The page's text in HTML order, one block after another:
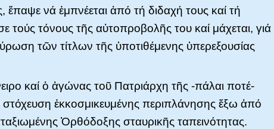
νά ἐμπνέεται ἀπό τή διδαχή τους καί τή
τούς τόνους τῆς αὐτοπροβολῆς του καί μάχεται, γιά
τῶν τίτλων τῆς ὑποτιθέμενης ὑπερεξουσίας
καί ὁ ἀγώνας τοῦ Πατριάρχη τῆς -πάλαι ποτέ-
ἐκκοσμικευμένης περιπλάνησης ἔξω ἀπό
Ὀρθόδοξης σταυρικῆς ταπεινότητας.